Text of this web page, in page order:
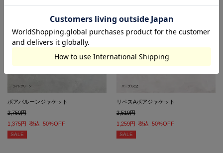
ボアバルーンジャケット
2,750
1,375
税込 50%OFF
SALE
リペスAボアジャケット
2,519
1,259
税込 50%OFF
SALE